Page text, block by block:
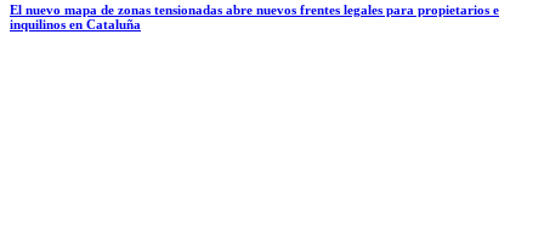
El nuevo mapa de zonas tensionadas abre nuevos frentes legales para propietarios e
inquilinos en Cataluña